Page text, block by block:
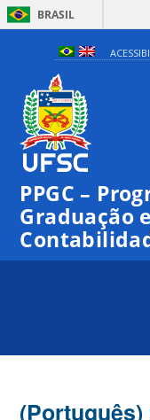
BRASIL
PPGC –
Graduação
(Português)